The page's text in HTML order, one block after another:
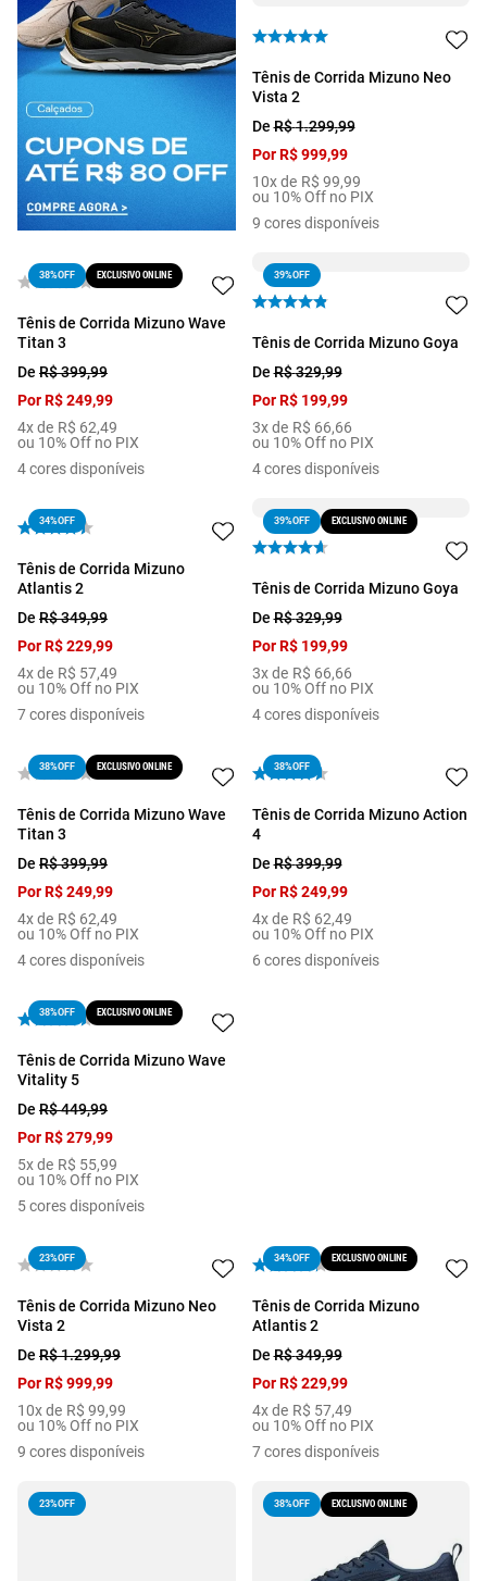
Tênis de Corrida Mizuno Neo
Vista 2
DeR$1.299,99
PorR$ 999,99
10x de R$ 99,99
ou 10% Off no PIX
9 cores disponíveis
38%OFF EXCLUSIVO ONLINE
Tênis de Corrida Mizuno Wave
Titan 3
De R$399,99
PorR$249,99
4x de R$ 62,49
ou 10% Off no PIX
4cores disponíveis
39%OFF
Tênis de Corrida Mizuno Goya
DeR$329,99
PorR$ 199,99
3x de R$ 66,66
ou 10% Off no PIX
4 cores disponíveis
34%OFF
Tênis de Corrida Mizuno
Atlantis 2
De R$349,99
PorR$229,99
4x de R$ 57,49
ou 10% Off no PIX
7cores disponíveis
39%OFF EXCLUSIVO ONLINE
Tênis de Corrida Mizuno Goya
DeR$329,99
PorR$ 199,99
3x de R$ 66,66
ou 10% Off no PIX
4 cores disponíveis
38%OFF EXCLUSIVO ONLINE
Tênis de Corrida Mizuno Wave
Titan 3
De R$399,99
PorR$249,99
4x de R$ 62,49
ou 10% Off no PIX
4cores disponíveis
38%OFF
Tênis de Corrida Mizuno Action
4
DeR$399,99
PorR$ 249,99
4x de R$ 62,49
ou 10% Off no PIX
6 cores disponíveis
38%OFF EXCLUSIVO ONLINE
Tênis de Corrida Mizuno Wave
Vitality 5
De R$449,99
PorR$279,99
5x de R$ 55,99
ou 10% Off no PIX
5cores disponíveis
23%OFF
Tênis de Corrida Mizuno Neo
Vista 2
De R$1.299,99
PorR$999,99
10x de R$ 99,99
ou 10% Off no PIX
9 cores disponíveis
34%OFF EXCLUSIVO ONLINE
Tênis de Corrida Mizuno
Atlantis 2
DeR$349,99
PorR$ 229,99
4x de R$ 57,49
ou 10% Off no PIX
7 cores disponíveis
23%OFF 38%OFF EXCLUSIVO ONLINE